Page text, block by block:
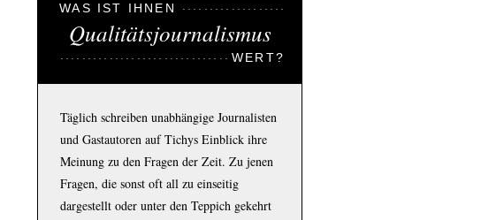
WAS IST IHNEN
Qualitätsjournalismus
WERT?
Täglich schreiben unabhängige Journalisten
und Gastautoren auf Tichys Einblick ihre
Meinung zu den Fragen der Zeit. Zu jenen
Fragen, die sonst oft all zu einseitig
dargestellt oder unter den Teppich gekehrt